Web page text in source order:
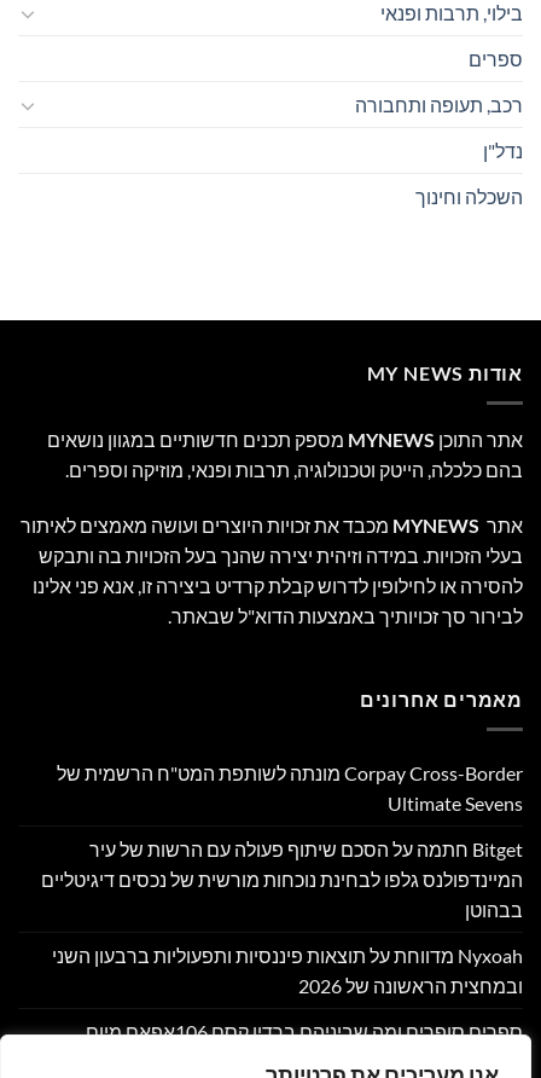
בילוי, תרבות ופנאי
ספרים
רכב, תעופה ותחבורה
נדל"ן
השכלה וחינוך
אודות MY NEWS
אתר התוכן MYNEWS מספק תכנים חדשותיים במגוון נושאים
בהם כלכלה, הייטק וטכנולוגיה, תרבות ופנאי, מוזיקה וספרים.
אתר MYNEWS מכבד את זכויות היוצרים ועושה מאמצים לאיתור
בעלי הזכויות. במידה וזיהית יצירה שהנך בעל הזכויות בה ותבקש
להסירה או לחילופין לדרוש קבלת קרדיט ביצירה זו, אנא פני אלינו
לבירור סך זכויותיך באמצעות הדוא"ל שבאתר.
מאמרים אחרונים
Corpay Cross-Border מונתה לשותפת המט"ח הרשמית של
Ultimate Sevens
Bitget חתמה על הסכם שיתוף פעולה עם הרשות של עיר
המיינדפולנס גלפו לבחינת נוכחות מורשית של נכסים דיגיטליים
בבהוטן
Nyxoah מדווחת על תוצאות פיננסיות ותפעוליות ברבעון השני
ובמחצית הראשונה של 2026
ספרים סופרים ומה שביניהם ברדיו קסם 106אפאם מיום